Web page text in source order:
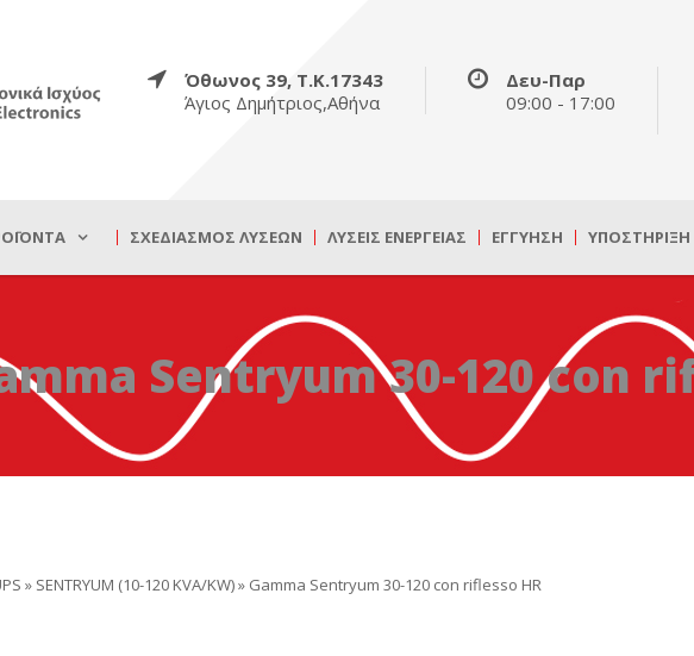
Όθωνος 39, Τ.Κ.17343
Άγιος Δημήτριος,Αθήνα
Δευ-Παρ
09:00 - 17:00
ΣΧΕΔΙΑΣΜΌΣ ΛΎΣΕΩΝ ΛΎΣΕΙΣ ΕΝΈΡΓΕΙΑΣ ΕΓΓΎΗΣΗ ΥΠΟΣΤΉΡΙΞΗ
Sentryum 30-120 con
» SENTRYUM (10-120 KVA/KW)» Gamma Sentryum 30-120 con riflesso HR